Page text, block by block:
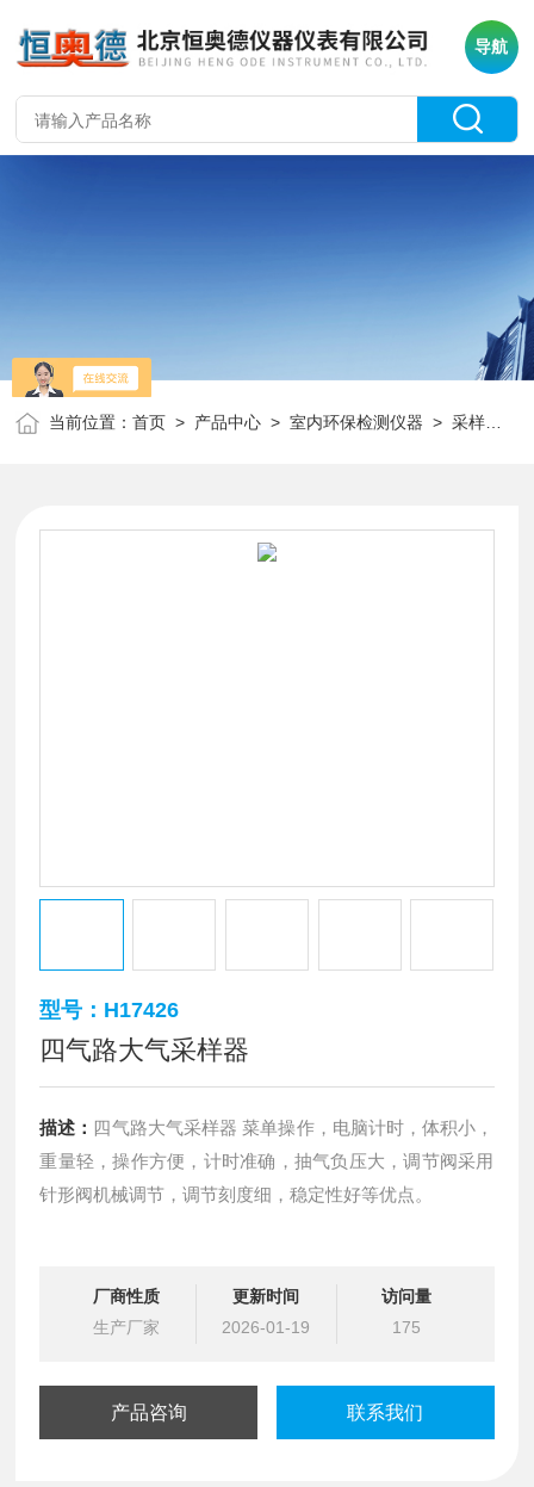
导航
当前位置：首页 > 产品中心 >室内环保检测仪器 >采样器
型号：H17426
四气路大气采样器
描述： 四气路大气采样器 菜单操作，电脑计时，体积小，
重量轻，操作方便，计时准确，抽气负压大，调节阀采用
针形阀机械调节，调节刻度细，稳定性好等优点。
厂商性质
生产厂家
更新时间
2026-01-19
访问量
175
产品咨询 联系我们